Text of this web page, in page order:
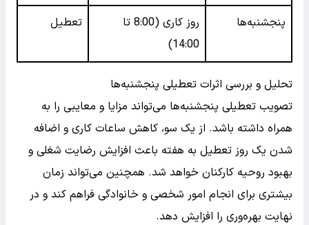
پنجشنبه‌ها
روز کاری (8:00 تا
14:00)
تعطیل
تحلیل و بررسی اثرات تعطیلی پنجشنبه‌ها
تصویب تعطیلی پنجشنبه‌ها می‌تواند مزایا و معایبی را به
همراه داشته باشد. از یک سو، کاهش ساعات کاری و اضافه
شدن یک روز تعطیل به هفته باعث افزایش رضایت شغلی و
بهبود روحیه کارکنان خواهد شد. همچنین می‌تواند زمان
بیشتری برای انجام امور شخصی و خانوادگی فراهم کند و در
نهایت بهره‌وری را افزایش دهد.